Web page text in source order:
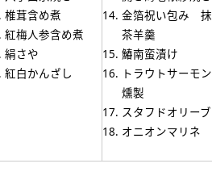
椎茸含め煮
紅梅人参含め煮
絹さや
紅白かんざし
金箔祝い包み 抹
茶羊羹
鰆南蛮漬け
トラウトサーモン
燻製
スタフドオリーブ
オニオンマリネ